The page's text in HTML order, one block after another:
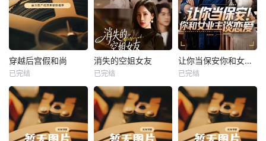
热播
未知
穿越后宫假和尚
已完结
热播
未知
消失的空姐女友
已完结
热播
未知
让你当保安你和女业主谈恋爱
已完结